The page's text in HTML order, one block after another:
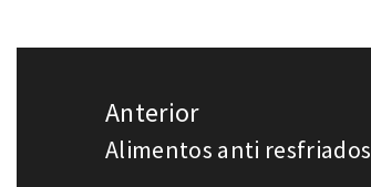
entradas
Anterior
Entrada
Alimentos anti resfriados